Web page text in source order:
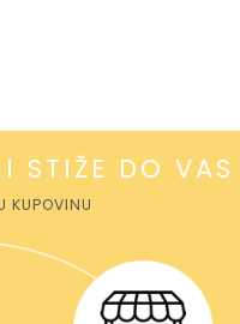
STIŽE DO VAS
KUPOVINU